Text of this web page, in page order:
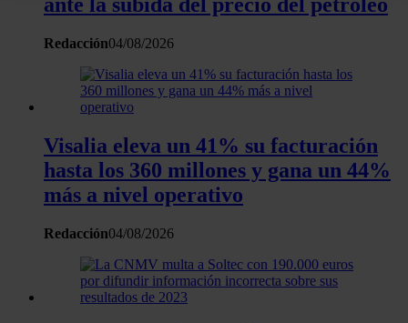
datos. Puede cambiar o retirar su consentimiento en
Las cookies de este sitio web se usan para personalizar el
contenido y los anuncios, ofrecer funciones de redes
analizar el tráfico. Además, compartimos información sobre
uso que haga del sitio web con nuestros partners de redes
sociales, publicidad y análisis web, quienes pueden
con otra información que les haya proporcionado o que
recopilado a partir del uso que haya hecho de sus servicios.
ante la subida del precio del petróleo
Redacción04/08/2026
Visalia eleva un 41% su facturación
hasta los 360 millones y gana un 44%
más a nivel operativo
Redacción04/08/2026